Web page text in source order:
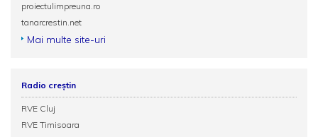
proiectulimpreuna.ro
tanarcrestin.net
Mai multe site-uri
Radio creștin
RVE Cluj
RVE Timisoara